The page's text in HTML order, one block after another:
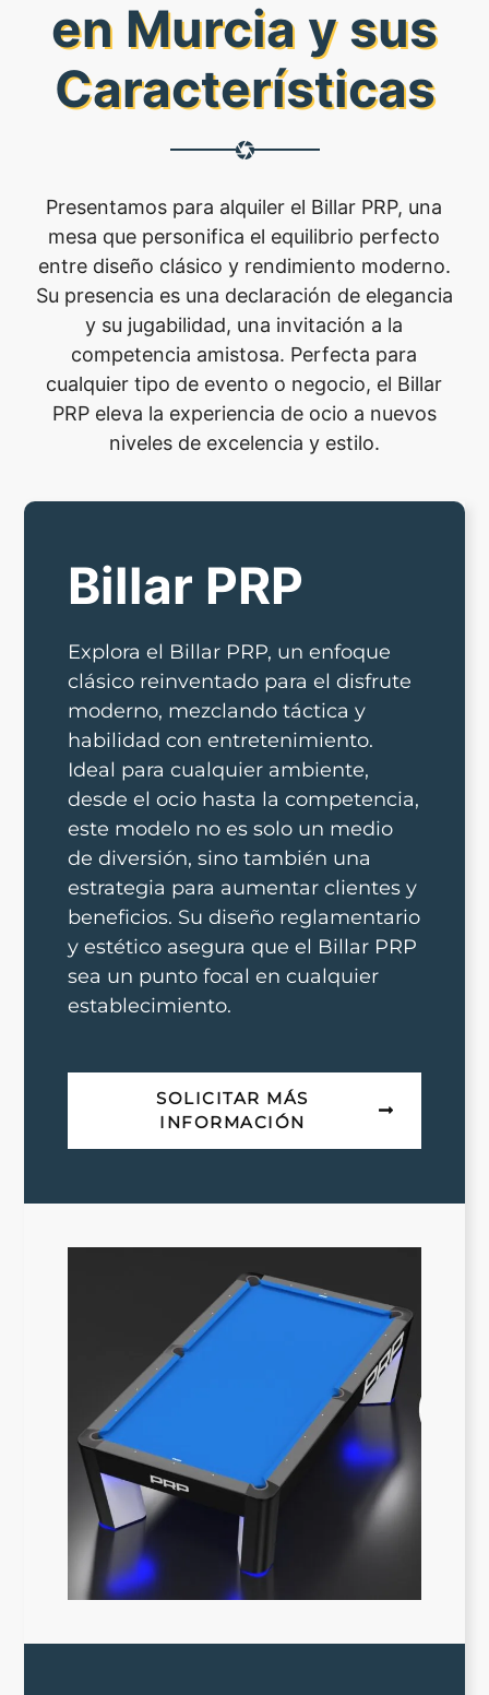
en Murcia y sus
Características
Presentamos para alquiler el Billar PRP, una
mesa que personifica el equilibrio perfecto
entre diseño clásico y rendimiento moderno.
Su presencia es una declaración de elegancia
y su jugabilidad, una invitación a la
competencia amistosa. Perfecta para
cualquier tipo de evento o negocio, el Billar
PRP eleva la experiencia de ocio a nuevos
niveles de excelencia y estilo.
Billar PRP
Explora el Billar PRP, un enfoque
clásico reinventado para el disfrute
moderno, mezclando táctica y
habilidad con entretenimiento.
Ideal para cualquier ambiente,
desde el ocio hasta la competencia,
este modelo no es solo un medio
de diversión, sino también una
estrategia para aumentar clientes y
beneficios. Su diseño reglamentario
y estético asegura que el Billar PRP
sea un punto focal en cualquier
establecimiento.
SOLICITAR MÁS
INFORMACIÓN